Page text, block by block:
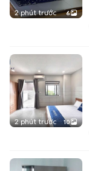
2 phút trước 6
2 phút trước 10